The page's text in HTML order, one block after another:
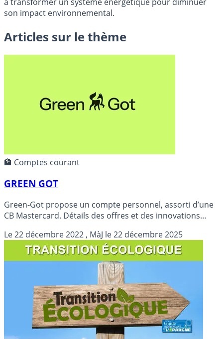
à transformer un système énergétique pour diminuer
son impact environnemental.
Articles sur le thème
🏦 Comptes courant
GREEN GOT
Green-Got propose un compte personnel, assorti d’une
CB Mastercard. Détails des offres et des innovations
Le22 décembre 2022 , MàJ le22 décembre 2025